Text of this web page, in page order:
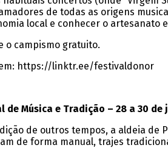
de todas as origens
local e conhecer o artesanato
o campismo gratuito.
https://linktr.ee/festivaldonor
de Música e Tradição – 28 a 30 de
de outros tempos, a aldeia de
de forma manual, trajes